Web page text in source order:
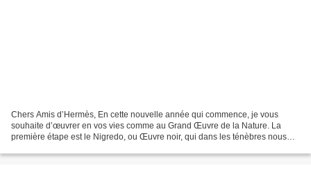
Chers Amis d’Hermès, En cette nouvelle année qui commence, je vous
souhaite d’œuvrer en vos vies comme au Grand Œuvre de la Nature. La
première étape est le Nigredo, ou Œuvre noir, qui dans les ténèbres nous